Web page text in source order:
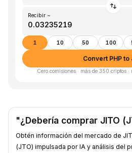
Recibir ~
1 10 50 100
Convert PHP to
Cero comisiones · más de 350 criptos
"¿Debería comprar JITO
Obtén información del mercado de
(JTO) impulsada por IA y análisis del